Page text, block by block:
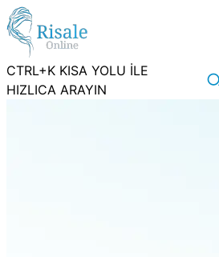
CTRL+K KISA YOLU İLE
HIZLICA ARAYIN